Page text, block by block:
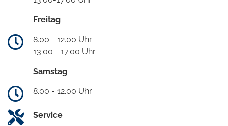
Freitag
8.00 - 12.00 Uhr
13.00 - 17.00 Uhr
Samstag
8.00 - 12.00 Uhr
Service